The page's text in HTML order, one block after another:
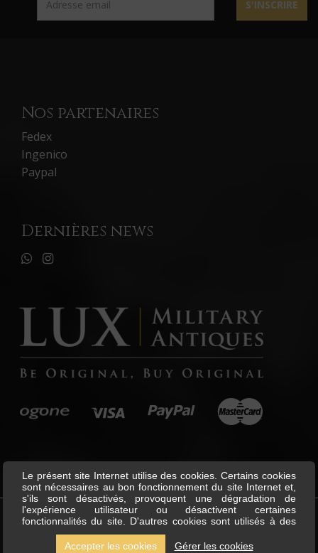
S'INSCRIRE
Nos partenaires
Fedex
Ingenico
Paypal
Dernières news
Lux Military Antiques
Reserved.
Le présent site Internet utilise des cookies. Certains cookies
sont nécessaires au bon fonctionnement du site Internet et,
s'ils sont désactivés, provoquent une dégradation de
l'expérience utilisateur ou désactivent certaines
fonctionnalités du site. D'autres cookies sont utilisés à des
fins d'analyse ou de marketing. Les cookies nous permettent
de personnaliser le contenu et les annonces, d'offrir des
Accepter les cookies Gérer les cookies